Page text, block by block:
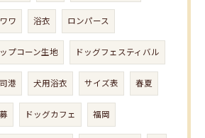
ワ 浴衣 ロンパース
プコーン生地 ドッグフェスティバル
港 犬用浴衣 サイズ表 春夏
ドッグカフェ 福岡